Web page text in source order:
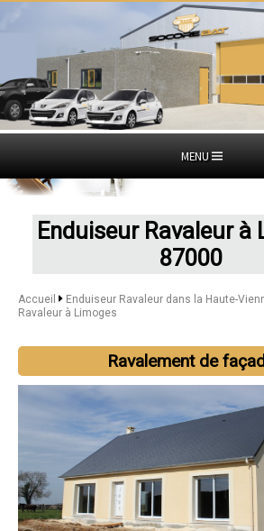
MENU
Enduiseur Ravaleur à
87000
Accueil Enduiseur Ravaleur dans la Haute-
Ravaleur à Limoges
Ravalement de